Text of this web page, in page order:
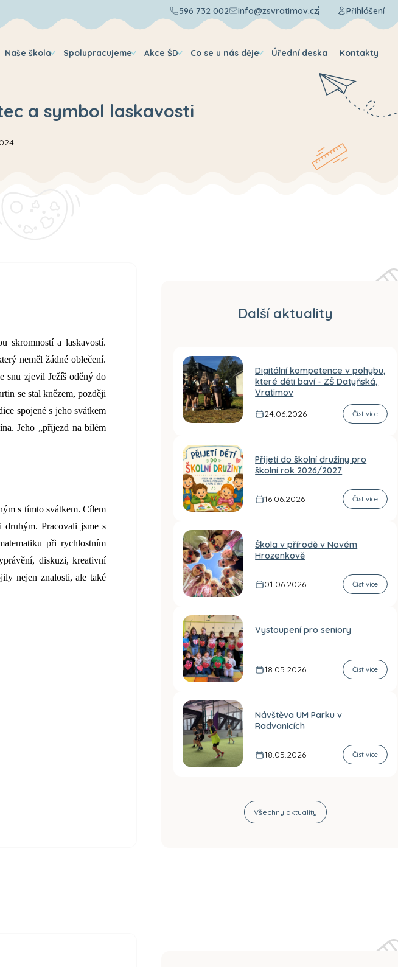
596 732 002 info@zsvratimov.cz Přihlášení
Naše škola Spolupracujeme Akce ŠD Co se u nás děje Úřední deska Kontakty
a symbol laskavosti
skromností a laskavostí.
neměl žádné oblečení.
snu zjevil Ježíš oděný do
se stal knězem, později
spojené s jeho svátkem
Jeho „příjezd na bílém
s tímto svátkem. Cílem
druhým. Pracovali jsme s
při rychlostním
diskuzi, kreativní
nejen znalosti, ale také
Další aktuality
Digitální kompetence v pohybu,
které děti baví - ZŠ Datyňská,
Vratimov
24.06.2026
Číst více
Přijetí do školní družiny pro
školní rok 2026/2027
16.06.2026 Číst více
Škola v přírodě v Novém
Hrozenkově
01.06.2026 Číst více
Vystoupení pro seniory
18.05.2026 Číst více
Návštěva UM Parku v
Radvanicích
18.05.2026 Číst více
Všechny aktuality